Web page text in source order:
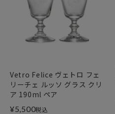
Vetro Felice ヴェトロ フェ
リーチェ ルッソ グラス クリ
ア 190ml ペア
¥5,500税込